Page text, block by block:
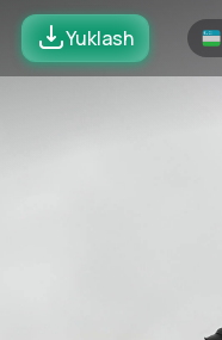
Yuklash